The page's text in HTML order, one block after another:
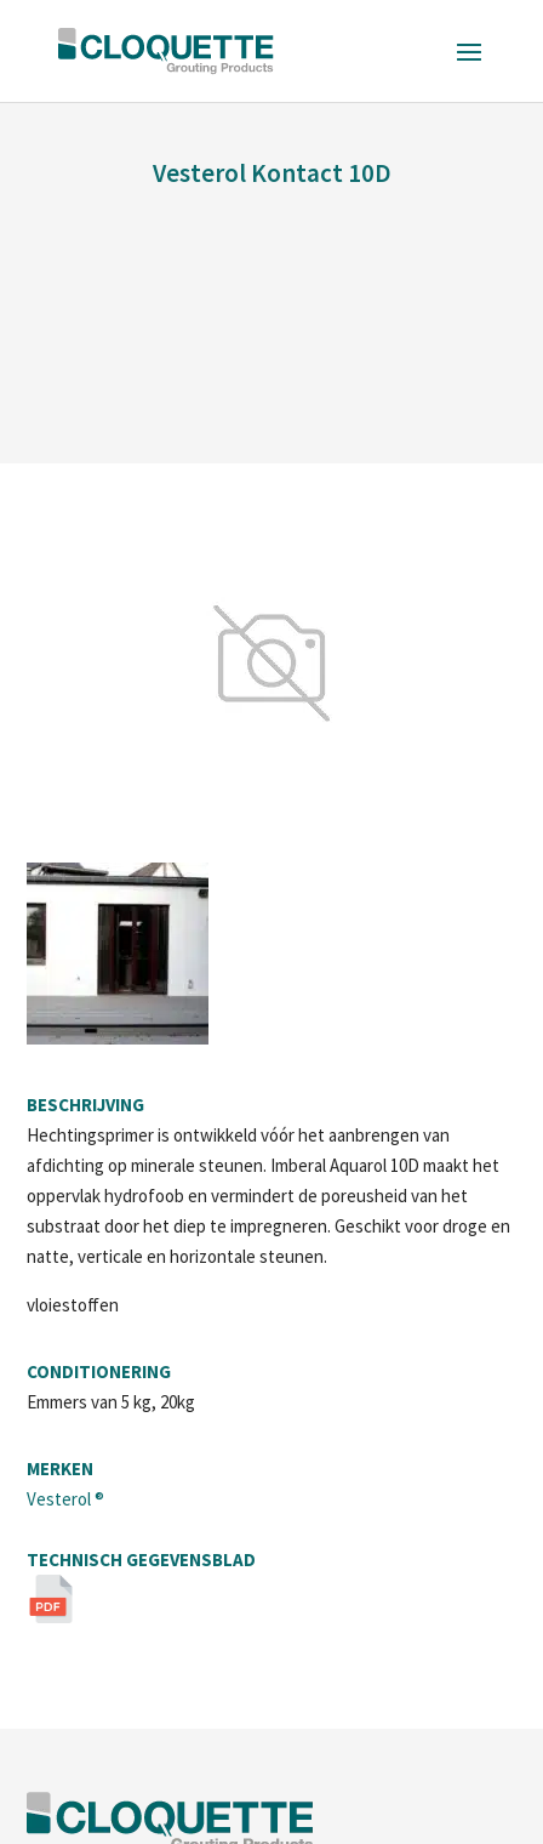
Vesterol Kontact 10D
BESCHRIJVING
Hechtingsprimer is ontwikkeld vóór het aanbrengen van
afdichting op minerale steunen. Imberal Aquarol 10D maakt het
oppervlak hydrofoob en vermindert de poreusheid van het
substraat door het diep te impregneren. Geschikt voor droge en
natte, verticale en horizontale steunen.
vloiestoffen
CONDITIONERING
Emmers van 5 kg, 20kg
MERKEN
Vesterol ®
TECHNISCH GEGEVENSBLAD